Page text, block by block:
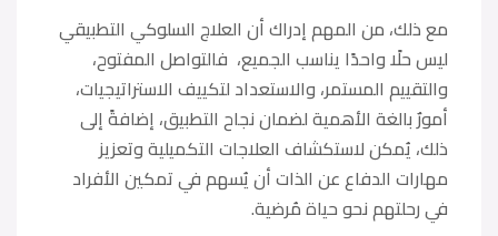
مع ذلك، من المهم إدراك أن العلاج السلوكي التطبيقي
ليس حلًا واحدًا يناسب الجميع، فالتواصل المفتوح،
والتقييم المستمر، والاستعداد لتكييف الاستراتيجيات،
أمورٌ بالغة الأهمية لضمان نجاح التطبيق، إضافةً إلى
ذلك، يُمكن لاستكشاف العلاجات التكميلية وتعزيز
مهارات الدفاع عن الذات أن يُسهم في تمكين الأفراد
في رحلتهم نحو حياة مُرضية.